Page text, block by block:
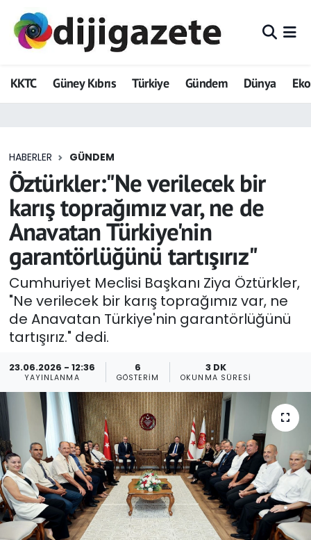
KKTC Güney Kıbrıs Türkiye Gündem Dünya
HABERLER GÜNDEM
Öztürkler:"Ne verilecek bir
karış toprağımız var, ne de
Anavatan Türkiye'nin
garantörlüğünü tartışırız"
Cumhuriyet Meclisi Başkanı Ziya Öztürkler,
"Ne verilecek bir karış toprağımız var, ne
de Anavatan Türkiye'nin garantörlüğünü
tartışırız." dedi.
23.06.2026 - 12:36
YAYINLANMA
6
GÖSTERIM
3 DK
OKUNMA SÜRESI
ADVERTORIAL
Dijigazete
Eğitim
Ekonomi
Foto Galeri
GEZİ
Güncel
Gündem
KKTC
KKTC YEREL SEÇİM 2018
Kültür Sanat
Magazin
Moda
Hava Durumu
Trafik Durumu
Tüm Manşetler
Son Dakika Haberleri
Haber Arşivi